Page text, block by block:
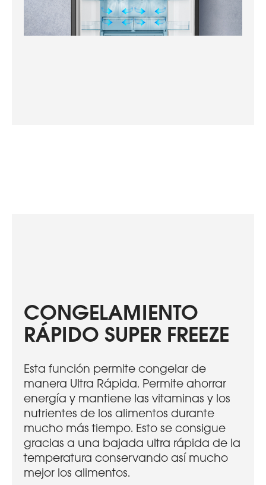
CONGELAMIENTO
RÁPIDO SUPER FREEZE
Esta función permite congelar de
manera Ultra Rápida. Permite ahorrar
energía y mantiene las vitaminas y los
nutrientes de los alimentos durante
mucho más tiempo. Esto se consigue
gracias a una bajada ultra rápida de la
temperatura conservando así mucho
mejor los alimentos.